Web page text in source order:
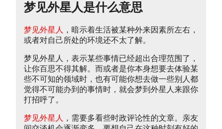
梦见外星人是什么意思
梦见外星人
，暗示着生活被某种外来因素所左右，
或者对自己所处的环境还不太了解。
梦见外星人，表示某些事情已经超出合理范围了，
让你百思不得其解。而或者是你本身想要去体验某
些不可知的领域时，也有可能你想去做一些别人都
觉得不可能办到的事情时，就会梦到外星人来跟你
打招呼了。
梦见外星人
，需要多看些时政评论性的文章。亲友